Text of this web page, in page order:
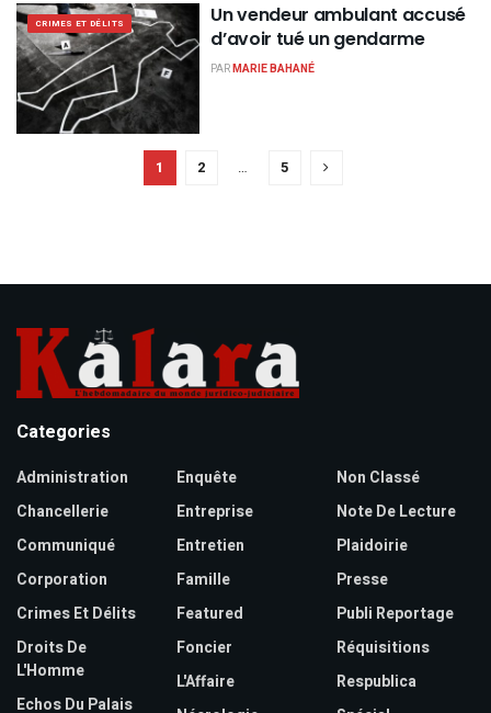
CRIMES ET DÉLITS
Un vendeur ambulant accusé
d’avoir tué un gendarme
PARMARIE BAHANÉ
1 2 … 5
Categories
Administration
Chancellerie
Communiqué
Corporation
Crimes Et Délits
Droits De
L'Homme
Echos Du Palais
Enquête
Entreprise
Entretien
Famille
Featured
Foncier
L'Affaire
Non Classé
Note De Lecture
Plaidoirie
Presse
Publi Reportage
Réquisitions
Respublica